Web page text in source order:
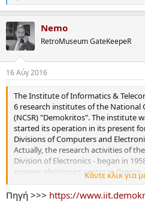
e
c
t
i
s
:
Nemo
RetroMuseum GateKeepeR
16 Αύγ 2016
The Institute of Informatics &
6 research institutes of the National
(NCSR) "Demokritos". The institute
started its operation in its present
Divisions of Computers and
Actually, the research activities of
Division of Electronics - began in
pioneer electronics center in
many fields of applications, such as
special electronic systems, nuclear
control devices, digital electronics
Κάντε κλικ για
Πηγή >>> https://